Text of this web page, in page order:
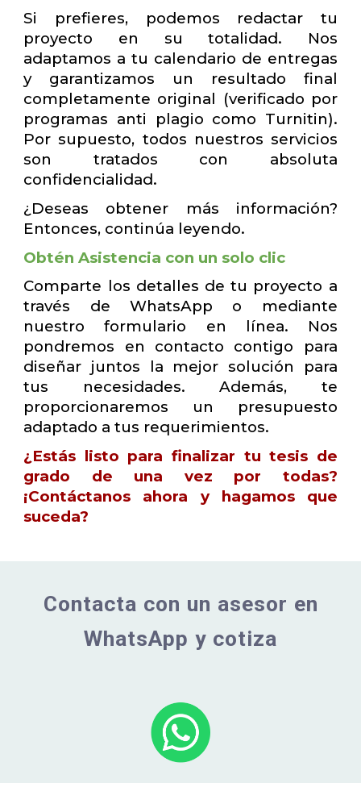
Si prefieres, podemos redactar tu
proyecto en su totalidad. Nos
adaptamos a tu calendario de entregas
y garantizamos un resultado final
completamente original (verificado por
programas anti plagio como Turnitin).
Por supuesto, todos nuestros servicios
son tratados con absoluta
confidencialidad.
¿Deseas obtener más información?
Entonces, continúa leyendo.
Obtén Asistencia con un solo clic
Comparte los detalles de tu proyecto a
través de WhatsApp o mediante
nuestro formulario en línea. Nos
pondremos en contacto contigo para
diseñar juntos la mejor solución para
tus necesidades. Además, te
proporcionaremos un presupuesto
adaptado a tus requerimientos.
¿Estás listo para finalizar tu tesis de
grado de una vez por todas?
¡Contáctanos ahora y hagamos que
suceda?
Contacta con un asesor en
WhatsApp y cotiza